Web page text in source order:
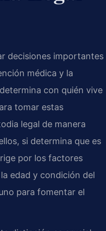
decisiones importantes
médica y la
con quién vive
tomar estas
legal de manera
si determina que es
por los factores
edad y condición del
para fomentar el